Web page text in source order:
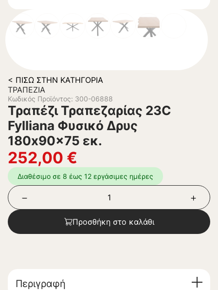
< ΠΊΣΩ ΣΤΗΝ ΚΑΤΗΓΟΡΊΑ
ΤΡΑΠΈΖΙΑ
Κωδικός Προϊόντος: 300-06888
Τραπέζι Τραπεζαρίας 23C
Fylliana Φυσικό Δρυς
180x90x75 εκ.
252,00 €
Διαθέσιμο σε 8 έως 12 εργάσιμες ημέρες
Προσθήκη στο καλάθι
Περιγραφή